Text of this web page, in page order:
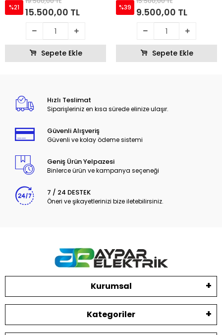
%21 15.500,00 TL
Sepete Ekle
%39 9.500,00 TL
Sepete Ekle
Hızlı Teslimat
Siparişleriniz en kısa sürede elinize ulaşır.
Güvenli Alışveriş
Güvenli ve kolay ödeme sistemi
Geniş Ürün Yelpazesi
Binlerce ürün ve kampanya seçeneği
7 / 24 DESTEK
Öneri ve şikayetlerinizi bize iletebilirsiniz.
Kurumsal
Kategoriler